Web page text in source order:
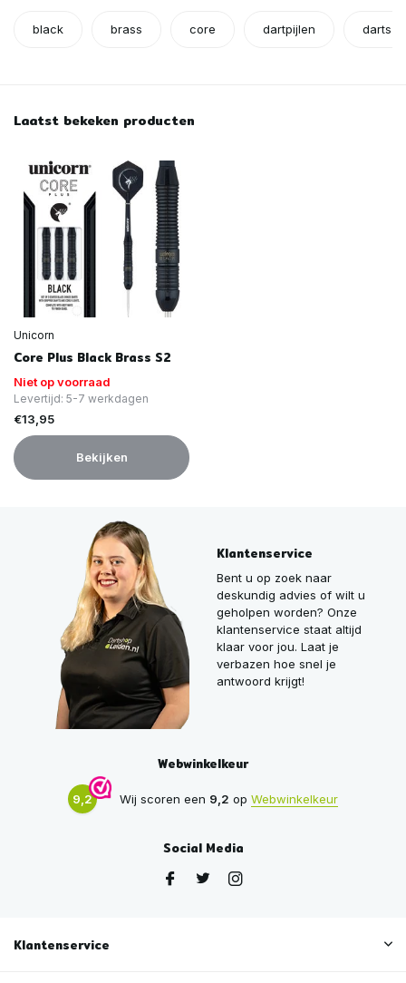
black brass core dartpijlen darts
Laatst bekeken producten
Unicorn
Core Plus Black Brass S2
Niet op voorraad
Levertijd: 5-7 werkdagen
€13,95
Bekijken
Klantenservice
Bent u op zoek naar
deskundig advies of wilt u
geholpen worden? Onze
klantenservice staat altijd
klaar voor jou. Laat je
verbazen hoe snel je
antwoord krijgt!
Webwinkelkeur
9,2 Wij scoren een 9,2 op Webwinkelkeur
Social Media
Klantenservice